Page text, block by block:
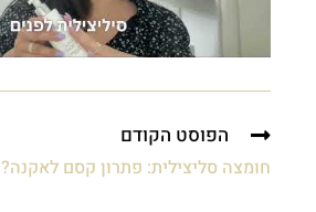
הפוסט הקודם
חומצה סליצילית: פתרון קסם לאקנה?